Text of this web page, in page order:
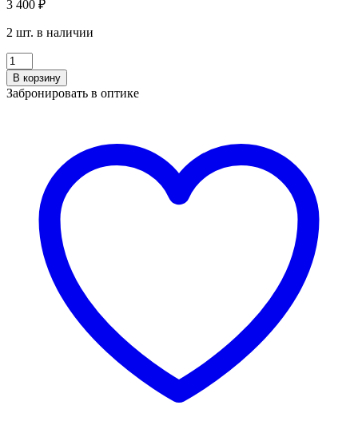
3 400 ₽
2 шт. в наличии
Количество
Baniss
BRJ
4031
В корзину
Забронировать в оптике